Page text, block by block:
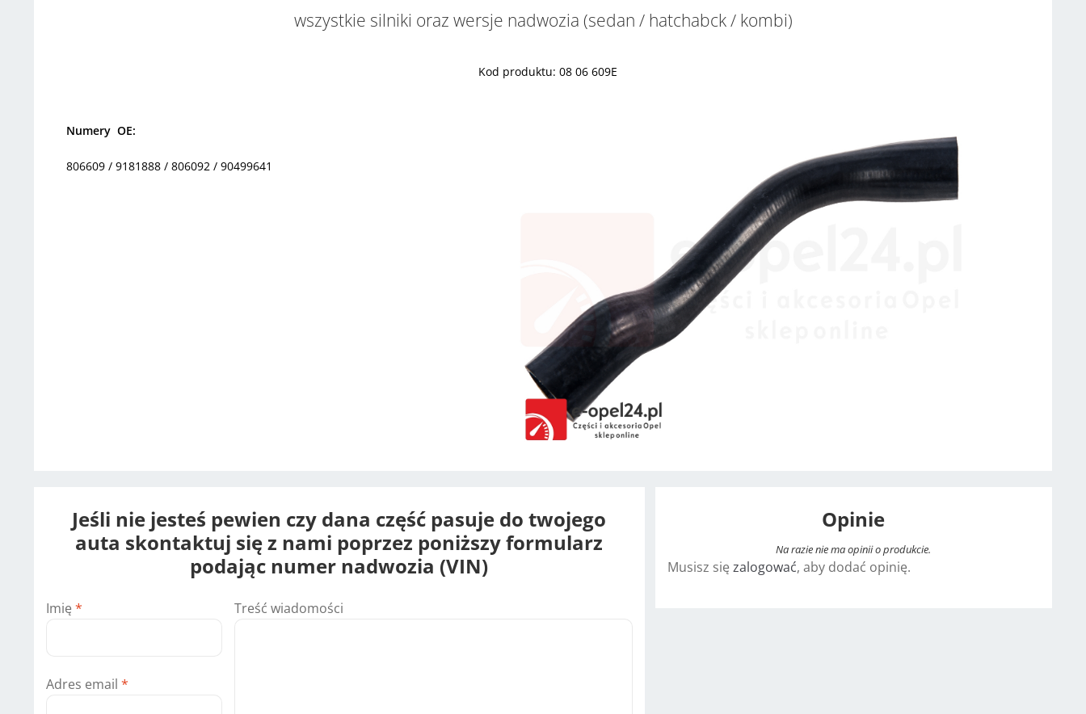
wszystkie silniki oraz wersje nadwozia (sedan / hatchabck / kombi)
Kod produktu: 08 06 609E
Numery OE:
806609 / 9181888 / 806092 / 90499641
Jeśli nie jesteś pewien czy dana część pasuje do twojego
auta skontaktuj się z nami poprzez poniższy formularz
podając numer nadwozia (VIN)
Imię *
Adres email *
Treść wiadomości
Opinie
Na razie nie ma opinii o produkcie.
Musisz się zalogować, aby dodać opinię.